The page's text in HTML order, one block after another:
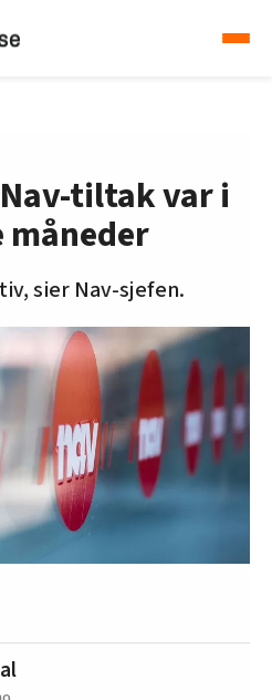
tiltak var i
sier Nav-sjefen.